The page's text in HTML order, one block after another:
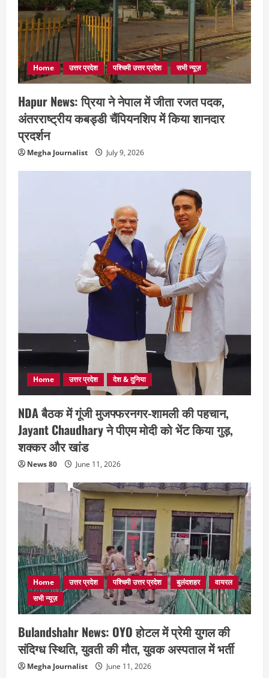
Home उत्तर प्रदेश पश्चिमी उत्तर प्रदेश सभी न्यूज़
Hapur News: प्रिया ने नेपाल में जीता रजत पदक,
अंतरराष्ट्रीय कबड्डी चैंपियनशिप में किया शानदार
प्रदर्शन
Megha Journalist July 9, 2026
Home उत्तर प्रदेश देश & दुनिया
NDA बैठक में गूंजी मुजफ्फरनगर-शामली की पहचान,
Jayant Chaudhary ने पीएम मोदी को भेंट किया गुड़,
शक्कर और खांड
News 80 June 11, 2026
Home उत्तर प्रदेश पश्चिमी उत्तर प्रदेश बुलंदशहर
वायरल
सभी न्यूज़
Bulandshahr News: OYO होटल में प्रेमी युगल की
संदिग्ध स्थिति, युवती की मौत, युवक अस्पताल में भर्ती
Megha Journalist June 11, 2026